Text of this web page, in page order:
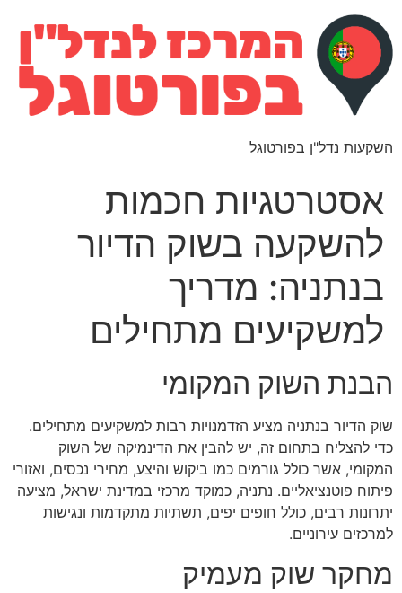
השקעות נדל"ן בפורטוגל
אסטרטגיות חכמות
להשקעה בשוק הדיור
בנתניה: מדריך
למשקיעים מתחילים
הבנת השוק המקומי
שוק הדיור בנתניה מציע הזדמנויות רבות למשקיעים מתחילים.
כדי להצליח בתחום זה, יש להבין את הדינמיקה של השוק
המקומי, אשר כולל גורמים כמו ביקוש והיצע, מחירי נכסים, ואזורי
פיתוח פוטנציאליים. נתניה, כמוקד מרכזי במדינת ישראל, מציעה
יתרונות רבים, כולל חופים יפים, תשתיות מתקדמות ונגישות
למרכזים עירוניים.
מחקר שוק מעמיק